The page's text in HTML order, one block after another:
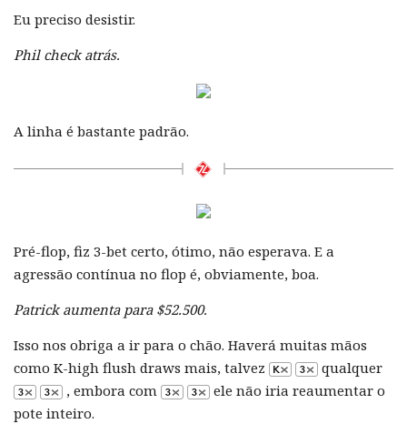
Eu preciso desistir.
Phil check atrás.
A linha é bastante padrão.
Pré-flop, fiz 3-bet certo, ótimo, não esperava. E a
agressão contínua no flop é, obviamente, boa.
Patrick aumenta para $52.500.
Isso nos obriga a ir para o chão. Haverá muitas mãos
como K-high flush draws mais, talvez
qualquer
, embora com
ele não iria reaumentar o
pote inteiro.